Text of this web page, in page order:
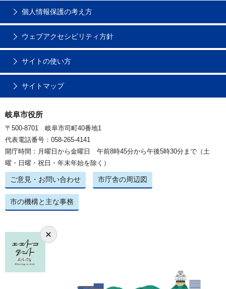
個人情報保護の考え方
ウェブアクセシビリティ方針
サイトの使い方
サイトマップ
岐阜市役所
〒500-8701 岐阜市司町40番地1
代表電話番号：058-265-4141
開庁時間：月曜日から金曜日 午前8時45分から午後5時30分まで（土
曜・日曜・祝日・年末年始を除く）
ご意見・お問い合わせ 市庁舎の周辺図
市の機構と主な事務